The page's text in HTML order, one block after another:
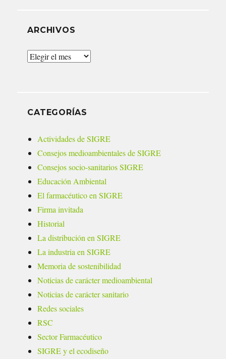
ARCHIVOS
Archivos
CATEGORÍAS
Actividades de SIGRE
Consejos medioambientales de SIGRE
Consejos socio-sanitarios SIGRE
Educación Ambiental
El farmacéutico en SIGRE
Firma invitada
Historial
La distribución en SIGRE
La industria en SIGRE
Memoria de sostenibilidad
Noticias de carácter medioambiental
Noticias de carácter sanitario
Redes sociales
RSC
Sector Farmacéutico
SIGRE y el ecodiseño